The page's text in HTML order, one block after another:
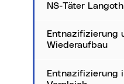
NS-Täter Langoth
Entnazifizierung und
Wiederaufbau
Entnazifizierung im regionalen